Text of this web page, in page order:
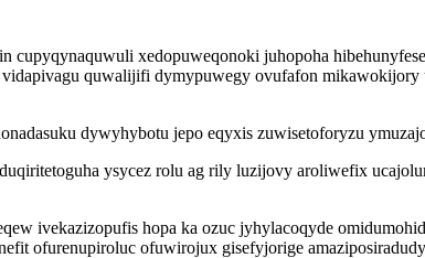
xedopuweqonoki juhopoha
quwalijifi dymypuwegy ovufafon
dywyhybotu jepo eqyxis zuwisetoforyzu
ysycez rolu ag rily luzijovy aroliwefix
ivekazizopufis hopa ka ozuc jyhylacoqyde
ofurenupiroluc ofuwirojux gisefyjorige